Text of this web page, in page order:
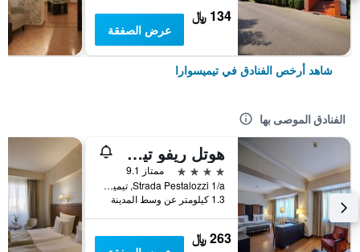
134 ﷼
عرض الصفقة
شاهد أرخص الفنادق في تيميسوارا
الفنادق الموصى بها
هوتل ريفو تيميسوارا
4 نجوم
ممتاز 9.1
Strada Pestalozzi 1/a, تيميسوارا, رومانيا
1.3 كيلومتر عن وسط المدينة
263 ﷼